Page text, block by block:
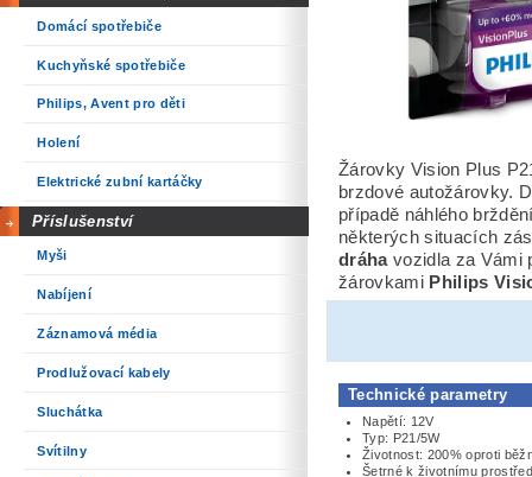
Domácí spotřebiče
Kuchyňské spotřebiče
Philips, Avent pro děti
Holení
Elektrické zubní kartáčky
Příslušenství
Myši
Nabíjení
Záznamová média
Prodlužovací kabely
Sluchátka
Svítilny
Žárovky Vision Plus
brzdové autožárovky.
případě náhlého
některých situacích
dráhavozidla za Vámi
žárovkami Philips
Technické parametry
Napětí: 12V
Typ: P21/5W
Životnost: 200% oproti
Šetrné k životnímu